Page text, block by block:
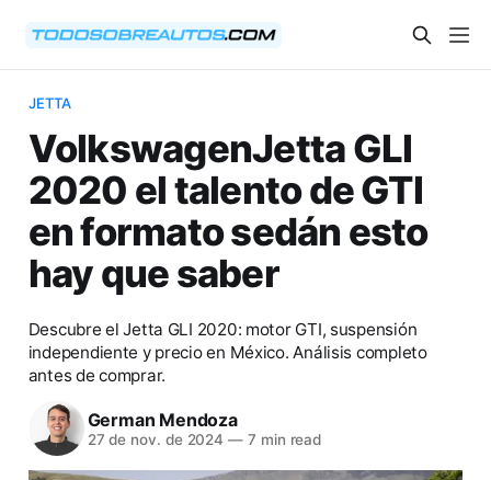
JETTA
VolkswagenJetta GLI
2020 el talento de GTI
en formato sedán esto
hay que saber
Descubre el Jetta GLI 2020: motor GTI, suspensión
independiente y precio en México. Análisis completo
antes de comprar.
German Mendoza
27 de nov. de 2024 — 7 min read